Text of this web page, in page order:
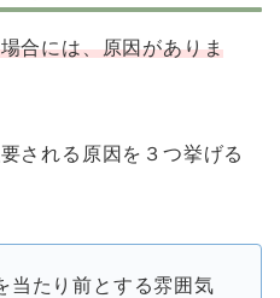
合には、原因がありま
される原因を３つ挙げる
当たり前とする雰囲気